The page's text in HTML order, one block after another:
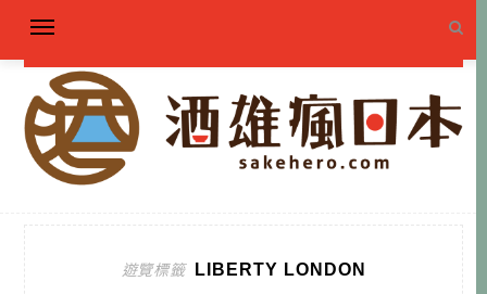
遊覽標籤 LIBERTY LONDON